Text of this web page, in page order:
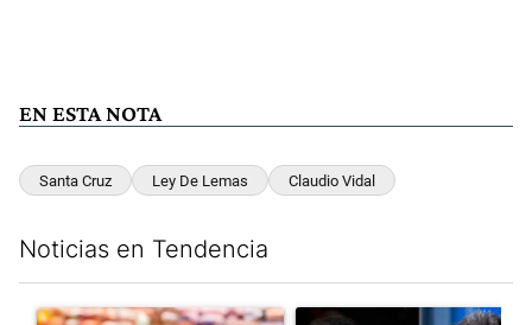
EN ESTA NOTA
Santa Cruz Ley De Lemas Claudio Vidal
Noticias en Tendencia
Un artículo de tendencia con el título "Inflación: economistas
Un artículo de tendencia